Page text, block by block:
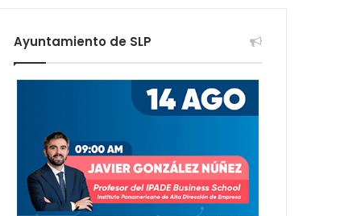
Ayuntamiento de SLP